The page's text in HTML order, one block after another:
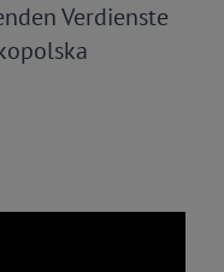
Verdienste